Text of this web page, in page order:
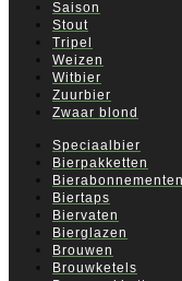
Saison
Stout
Tripel
Weizen
Witbier
Zuurbier
Zwaar blond
Speciaalbier
Bierpakketten
Bierabonnementen
Biertaps
Biervaten
Bierglazen
Brouwen
Brouwketels